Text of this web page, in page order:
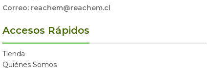
Correo: reachem@reachem.cl
Accesos Rápidos
Tienda
Quiénes Somos